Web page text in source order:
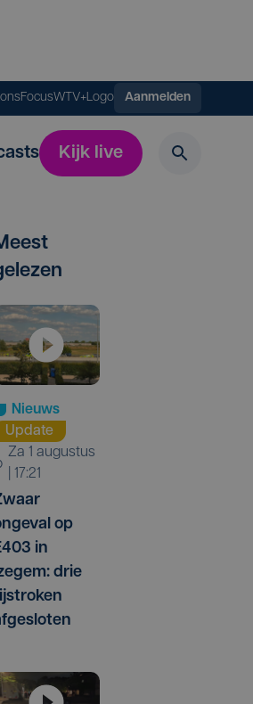
FocusWTV+Logo Aanmelden
Kijk live
Nieuws
Update
za 1 augustus
| 17:21
op
in
drie